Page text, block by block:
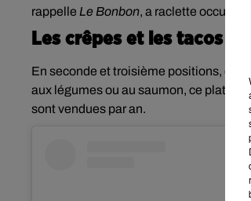
rappelle Le Bonbon, a raclette occupe
Les crêpes et les tacos
En seconde et troisième positions,
aux légumes ou au saumon, ce plat
sont vendues par an.